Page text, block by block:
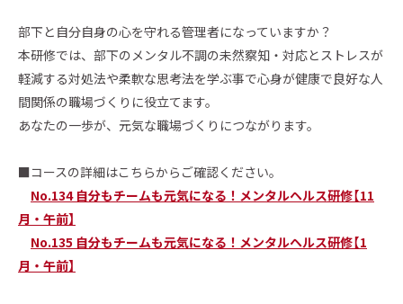
部下と自分自身の心を守れる管理者になっていますか？
本研修では、部下のメンタル不調の未然察知・対応とストレスが
軽減する対処法や柔軟な思考法を学ぶ事で心身が健康で良好な人
間関係の職場づくりに役立てます。
あなたの一歩が、元気な職場づくりにつながります。
■コースの詳細はこちらからご確認ください。
No.134 自分もチームも元気になる！メンタルヘルス研修【11
月・午前】
No.135 自分もチームも元気になる！メンタルヘルス研修【1
月・午前】